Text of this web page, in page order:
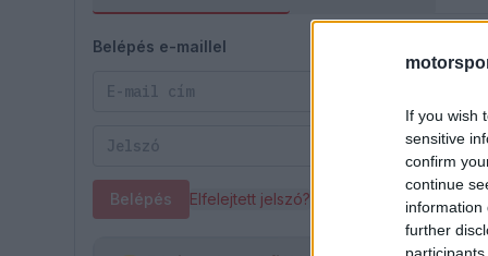
If you wish
sensitive
confirm
continue
information
further
Belépés e-maillel
Belépés Elfelejtett jelszó?